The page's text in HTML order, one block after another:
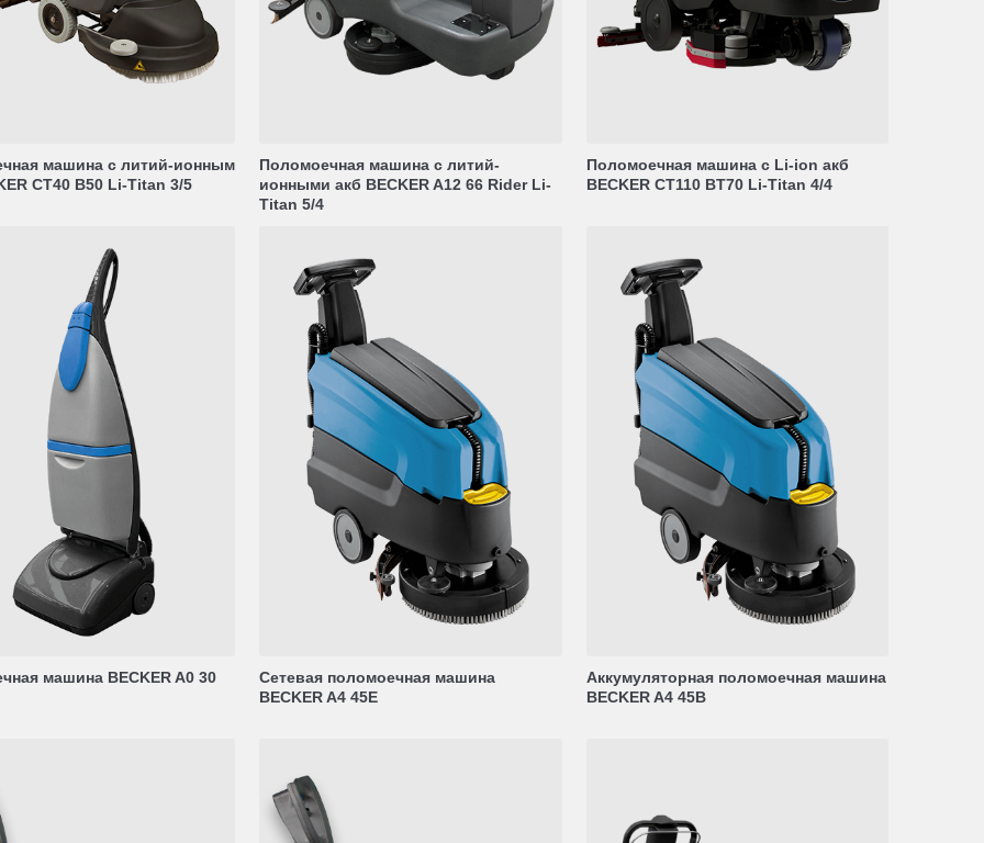
машина с литий-ионным
CT40 В50 Li-Titan 3/5
Поломоечная машина с литий-
ионными акб BECKER A12 66 Rider Li-
Titan 5/4
Поломоечная машина с Li-ion акб
BECKER CT110 BT70 Li-Titan 4/4
машина BECKER A0 30
Сетевая поломоечная машина
BECKER A4 45E
Аккумуляторная поломоечная машина
BECKER A4 45B